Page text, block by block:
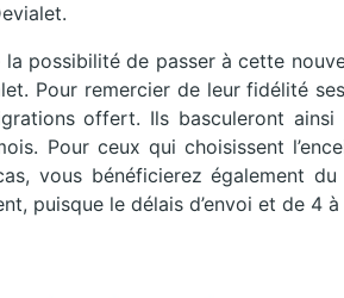
la possibilité de passer à cette
Pour remercier de leur fidélité
offert. Ils basculeront ainsi
Pour ceux qui choisissent
vous bénéficierez également du
puisque le délais d’envoi et de 4 à